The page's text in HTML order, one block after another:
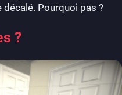
Pourquoi pas ?
?